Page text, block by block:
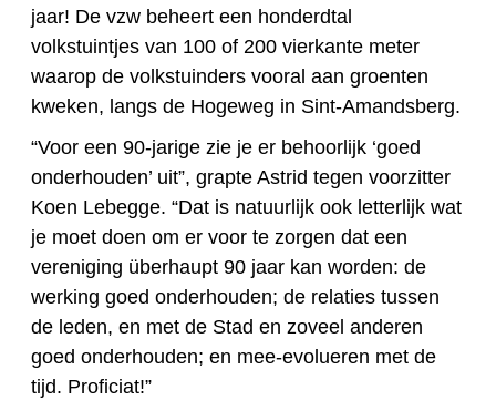
jaar! De vzw beheert een honderdtal
volkstuintjes van 100 of 200 vierkante meter
waarop de volkstuinders vooral aan groenten
kweken, langs de Hogeweg in Sint-Amandsberg.
“Voor een 90-jarige zie je er behoorlijk ‘goed
onderhouden’ uit”, grapte Astrid tegen voorzitter
Koen Lebegge. “Dat is natuurlijk ook letterlijk wat
je moet doen om er voor te zorgen dat een
vereniging überhaupt 90 jaar kan worden: de
werking goed onderhouden; de relaties tussen
de leden, en met de Stad en zoveel anderen
goed onderhouden; en mee-evolueren met de
tijd. Proficiat!”